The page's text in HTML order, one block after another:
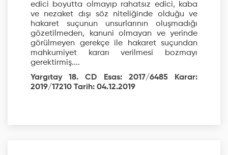
edici boyutta olmayıp rahatsız edici, kaba
ve nezaket dışı söz niteliğinde olduğu ve
hakaret suçunun unsurlarının oluşmadığı
gözetilmeden, kanuni olmayan ve yerinde
görülmeyen gerekçe ile hakaret suçundan
mahkumiyet kararı verilmesi bozmayı
gerektirmiş....
Yargıtay 18. CD Esas: 2017/6485 Karar:
2019/17210 Tarih: 04.12.2019